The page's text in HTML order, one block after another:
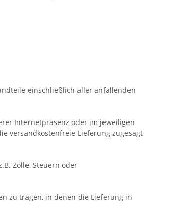
einschließlich aller anfallenden
Internetpräsenz oder im jeweiligen
versandkostenfreie Lieferung zugesagt
Zölle, Steuern oder
zu tragen, in denen die Lieferung in